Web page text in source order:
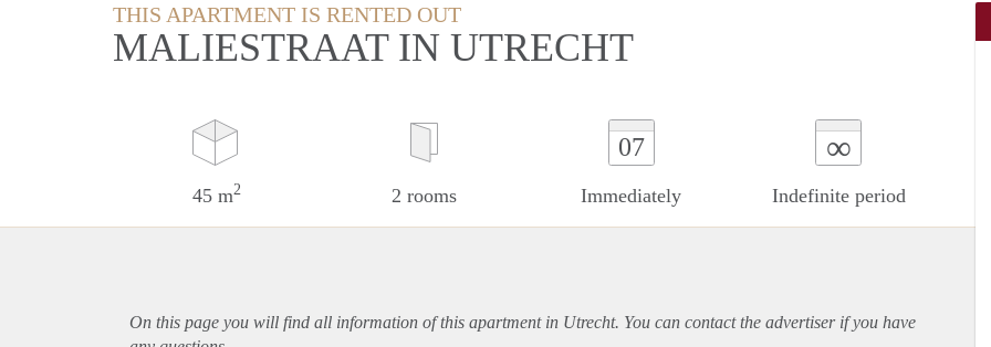
THIS APARTMENT IS RENTED OUT
MALIESTRAAT IN UTRECHT
45 m2 2 rooms
07
Immediately
∞
Indefinite period
On this page you will find all information of this apartmentin Utrecht. You can contact the advertiser if you have